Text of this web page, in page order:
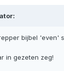
bijbel 'even'
in gezeten zeg!